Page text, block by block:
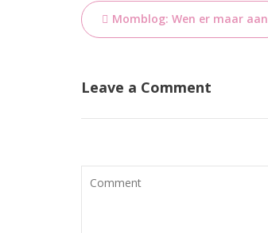
Bericht
navigatie
Momblog: Wen er maar aan
Leave a Comment